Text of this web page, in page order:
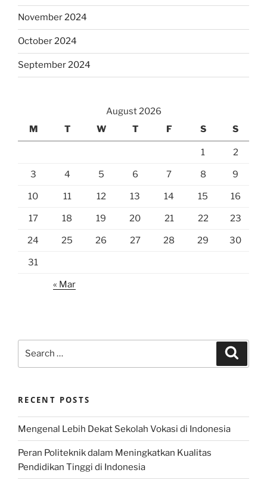
November 2024
October 2024
September 2024
August 2026
M
T W T F S S
1 2
3 4 5 6 7 8 9
10 11 12 13 14 15 16
17 18 19 20 21 22 23
24 25 26 27 28 29 30
31
« Mar
RECENT POSTS
Mengenal Lebih Dekat Sekolah Vokasi di Indonesia
Peran Politeknik dalam Meningkatkan Kualitas
Pendidikan Tinggi di Indonesia